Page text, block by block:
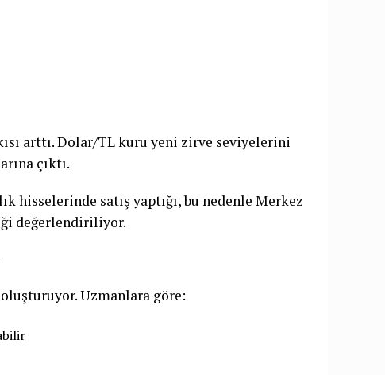
arttı. Dolar/TL kuru yeni zirve seviyelerini
çıktı.
hisselerinde satış yaptığı, bu nedenle Merkez
değerlendiriliyor.
Uzmanlara göre: